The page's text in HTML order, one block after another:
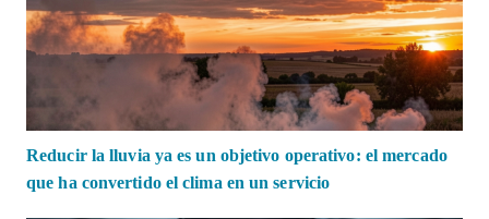
Reducir la lluvia ya es un objetivo operativo: el mercado
que ha convertido el clima en un servicio